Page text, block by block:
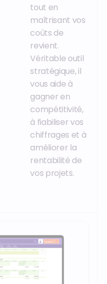
tout en
maîtrisant vos
coûts de
revient.
Véritable outil
stratégique, il
vous aide à
gagner en
compétitivité,
à fiabiliser vos
chiffrages et à
améliorer la
rentabilité de
vos projets.